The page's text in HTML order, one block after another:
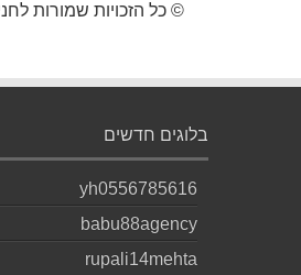
© כל הזכויות שמורות
בלוגים חדשים
yh0556785616
babu88agency
rupali14mehta